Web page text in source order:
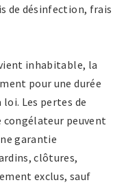
de désinfection, frais
inhabitable, la
pour une durée
Les pertes de
congélateur peuvent
garantie
clôtures,
exclus, sauf